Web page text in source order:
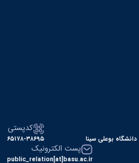
بوعلی سینا
کدپستی
۶۵۱۷۸-۳۸۶۹۵
پست الکترونیک
public_relation[at]basu.ac.ir